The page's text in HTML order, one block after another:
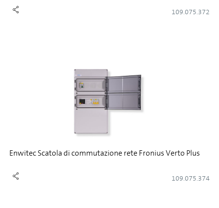
109.075.372
Enwitec Scatola di commutazione rete Fronius Verto Plus
109.075.374